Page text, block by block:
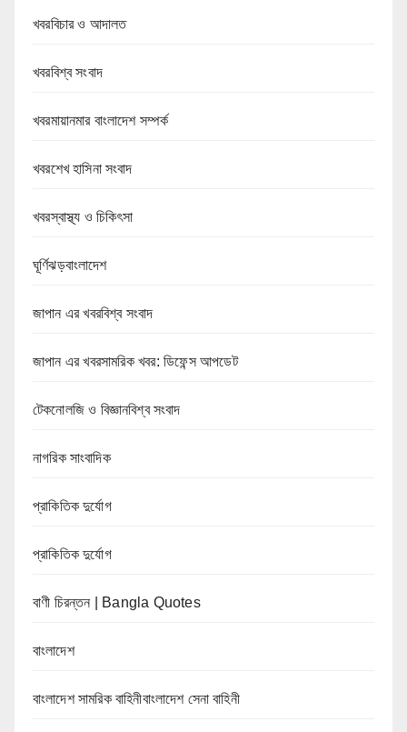
খবরবিচার ও আদালত
খবরবিশ্ব সংবাদ
খবরমায়ানমার বাংলাদেশ সম্পর্ক
খবরশেখ হাসিনা সংবাদ
খবরস্বাস্থ্য ও চিকিৎসা
ঘূর্ণিঝড়বাংলাদেশ
জাপান এর খবরবিশ্ব সংবাদ
জাপান এর খবরসামরিক খবর: ডিফেন্স আপডেট
টেকনোলজি ও বিজ্ঞানবিশ্ব সংবাদ
নাগরিক সাংবাদিক
প্রাকিতিক দুর্যোগ
প্রাকিতিক দুর্যোগ
বাণী চিরন্তন | Bangla Quotes
বাংলাদেশ
বাংলাদেশ সামরিক বাহিনীবাংলাদেশ সেনা বাহিনী